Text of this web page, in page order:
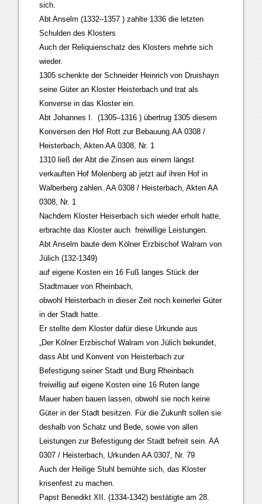
sich.
Abt Anselm (1332–1357 ) zahlte 1336 die letzten
Schulden des Klosters
Auch der Reliquienschatz des Klosters mehrte sich
wieder.
1305 schenkte der Schneider Heinrich von Druishayn
seine Güter an Kloster Heisterbach und trat als
Konverse in das Kloster ein.
Abt Johannes I. (1305–1316 ) übertrug 1305 diesem
Konversen den Hof Rott zur Bebauung.AA 0308 /
Heisterbach, Akten AA 0308, Nr. 1
1310 ließ der Abt die Zinsen aus einem längst
verkauften Hof Molenberg ab jetzt auf ihren Hof in
Walberberg zahlen. AA 0308 / Heisterbach, Akten AA
0308, Nr. 1
Nachdem Kloster Heiserbach sich wieder erholt hatte,
erbrachte das Kloster auch freiwillige Leistungen.
Abt Anselm baute dem Kölner Erzbischof Walram von
Jülich (132-1349)
auf eigene Kosten ein 16 Fuß langes Stück der
Stadtmauer von Rheinbach,
obwohl Heisterbach in dieser Zeit noch keinerlei Güter
in der Stadt hatte.
Er stellte dem Kloster dafür diese Urkunde aus
„Der Kölner Erzbischof Walram von Jülich bekundet,
dass Abt und Konvent von Heisterbach zur
Befestigung seiner Stadt und Burg Rheinbach
freiwillig auf eigene Kosten eine 16 Ruten lange
Mauer haben bauen lassen, obwohl sie noch keine
Güter in der Stadt besitzen. Für die Zukunft sollen sie
deshalb von Schatz und Bede, sowie von allen
Leistungen zur Befestigung der Stadt befreit sein. AA
0307 / Heisterbach, Urkunden AA 0307, Nr. 79
Auch der Heilige Stuhl bemühte sich, das Kloster
krisenfest zu machen.
Papst Benedikt XII. (1334-1342) bestätigte am 28.